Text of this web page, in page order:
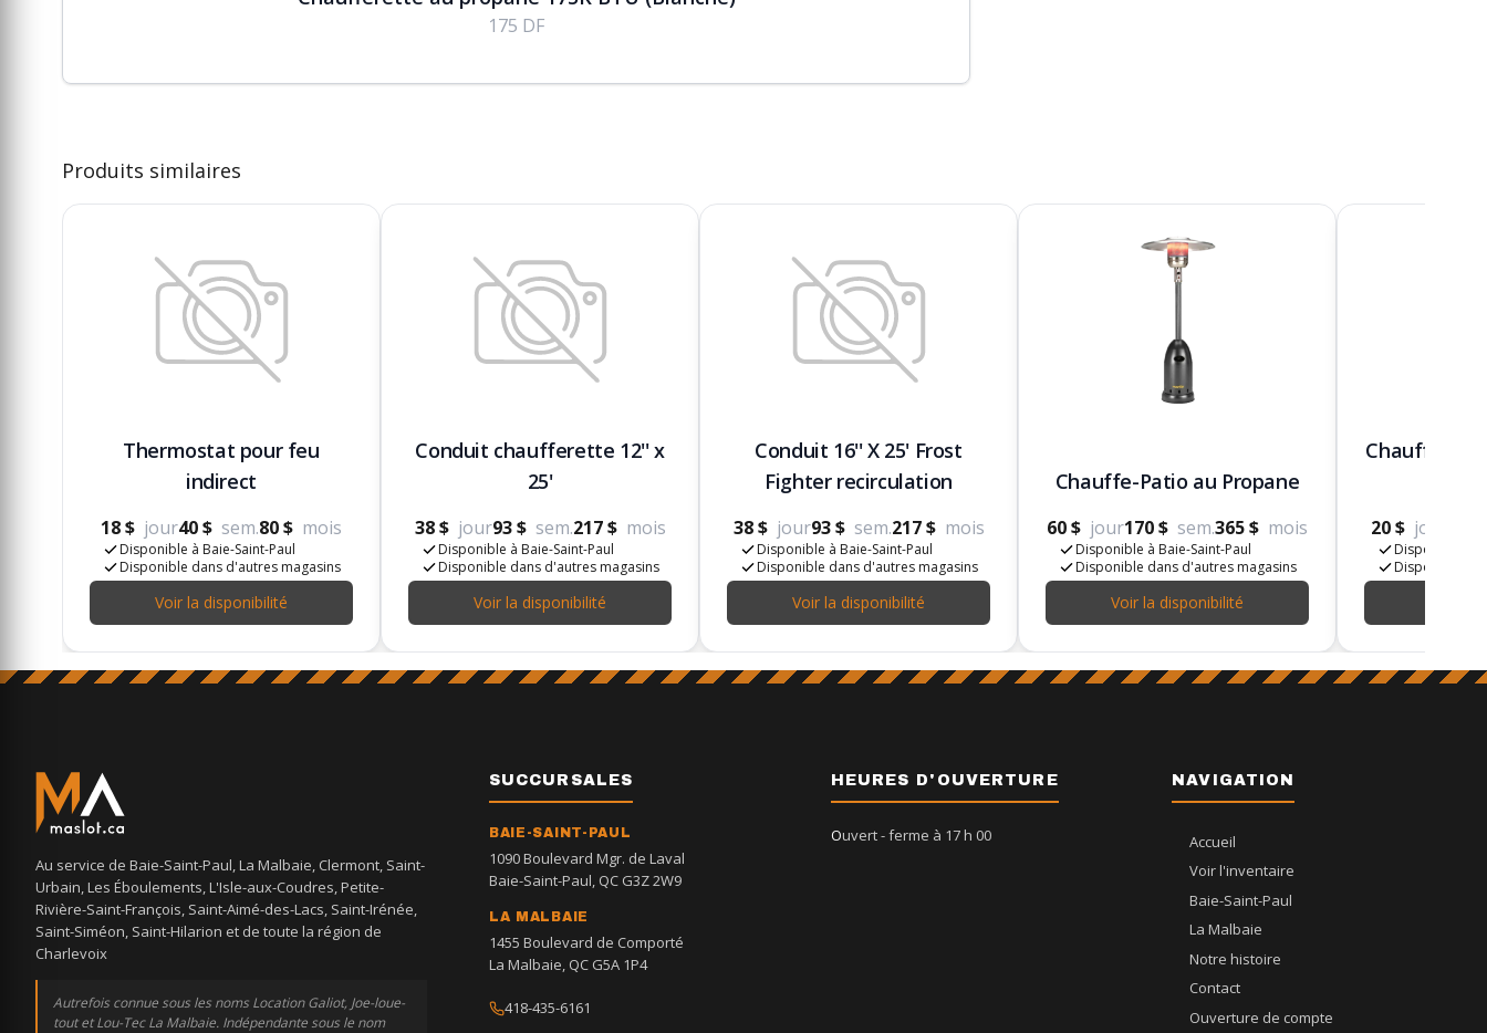
175 DF
Produits similaires
Thermostat pour feu
indirect
18 $ jour40 $ sem.80 $ mois
Disponible à Baie-Saint-Paul
Disponible dans d'autres magasins
Voir la disponibilité
Conduit chaufferette 12'' x
25'
38 $ jour93 $ sem.217 $ mois
Disponible à Baie-Saint-Paul
Disponible dans d'autres magasins
Voir la disponibilité
Conduit 16'' X 25' Frost
Fighter recirculation
38 $ jour93 $ sem.217 $ mois
Disponible à Baie-Saint-Paul
Disponible dans d'autres magasins
Voir la disponibilité
Chauffe-Patio au Propane
60 $ jour170 $ sem.365 $ mois
Disponible à Baie-Saint-Paul
Disponible dans d'autres magasins
Voir la disponibilité
20 $ jour
Disponible à
Disponible
Au service de Baie-Saint-Paul, La Malbaie, Clermont, Saint-
Urbain, Les Éboulements, L'Isle-aux-Coudres, Petite-
Rivière-Saint-François, Saint-Aimé-des-Lacs, Saint-Irénée,
Saint-Siméon, Saint-Hilarion et de toute la région de
Charlevoix
Autrefois connue sous les noms Location Galiot, Joe-loue-
tout et Lou-Tec La Malbaie. Indépendante sous le nom
SUCCURSALES
BAIE-SAINT-PAUL
1090 Boulevard Mgr. de Laval
Baie-Saint-Paul, QC G3Z 2W9
LA MALBAIE
1455 Boulevard de Comporté
La Malbaie, QC G5A 1P4
418-435-6161
HEURES D'OUVERTURE
Ouvert- ferme à 17 h 00
NAVIGATION
Accueil
Voir l'inventaire
Baie-Saint-Paul
La Malbaie
Notre histoire
Contact
Ouverture de compte